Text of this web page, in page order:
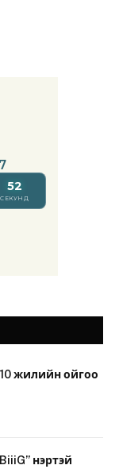
жилийн ойгоо
нэртэй